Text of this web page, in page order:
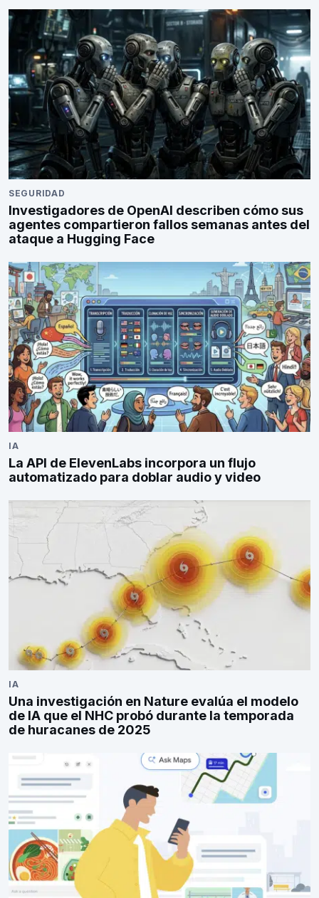
SEGURIDAD
Investigadores de OpenAI describen cómo sus
agentes compartieron fallos semanas antes del
ataque a Hugging Face
IA
La API de ElevenLabs incorpora un flujo
automatizado para doblar audio y video
IA
Una investigación en Nature evalúa el modelo
de IA que el NHC probó durante la temporada
de huracanes de 2025